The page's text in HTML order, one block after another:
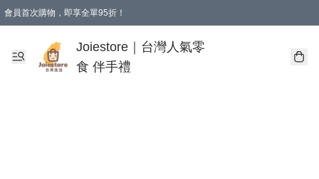
會員首次購物，即享全單95折！
購物滿 HKD 350.00即享免運費優惠！（適用於 本地送貨、本地取貨 )
Joiestore｜台灣人氣零
食 伴手禮